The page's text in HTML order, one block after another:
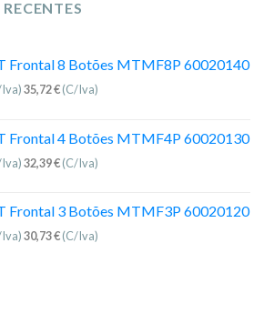
Frontal 8 Botões MTMF8P 60020140
Iva)35,72€(C/Iva)
Frontal 4 Botões MTMF4P 60020130
Iva)32,39€(C/Iva)
Frontal 3 Botões MTMF3P 60020120
Iva)30,73€(C/Iva)